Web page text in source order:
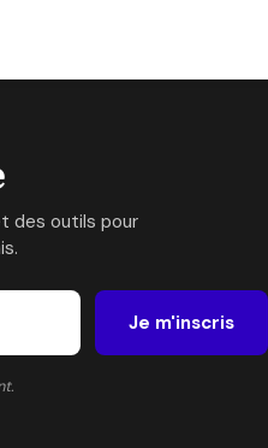
des outils pour
Je m'inscris